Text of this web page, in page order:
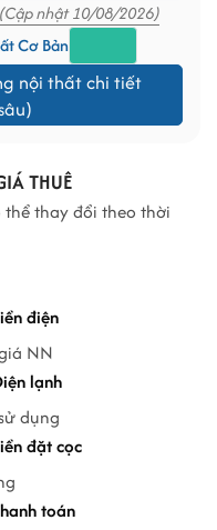
nhật 10/08/2026)
Cơ Bản
nội thất chi tiết
THUÊ
thay đổi theo thời
điện
NN
lạnh
dụng
đặt cọc
toán